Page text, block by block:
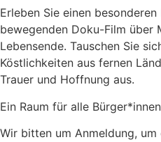
Erleben Sie einen
bewegenden Doku-Film über
Lebensende. Tauschen Sie
Köstlichkeiten aus fernen
Trauer und Hoffnung aus.
Ein Raum für alle
Wir bitten um Anmeldung, um